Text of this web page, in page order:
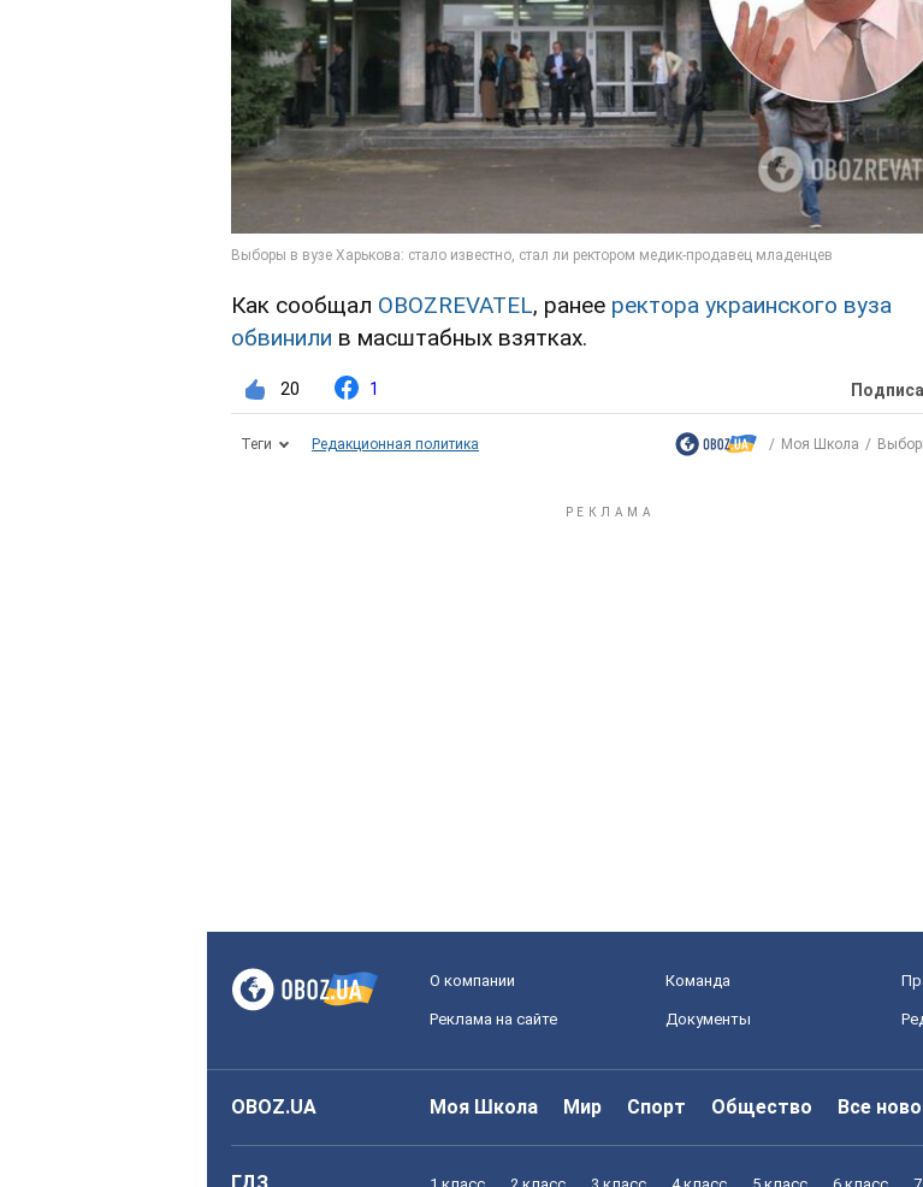
Как сообщал OBOZREVATEL, ранее ректора украинского вуза
обвинили в масштабных взятках.
20 1
Теги Редакционная политика Моя Школа
О компании Команда
Реклама на сайте Документы
OBOZ.UA Моя Школа Мир Спорт Общество Все